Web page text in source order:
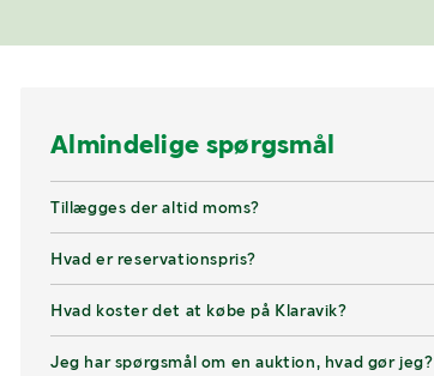
Almindelige spørgsmål
Tillægges der altid moms?
Hvad er reservationspris?
Hvad koster det at købe på Klaravik?
Jeg har spørgsmål om en auktion, hvad gør jeg?